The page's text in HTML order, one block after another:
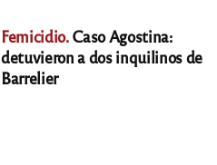
Femicidio.Caso Agostina:
detuvieron a dos inquilinos de
Barrelier